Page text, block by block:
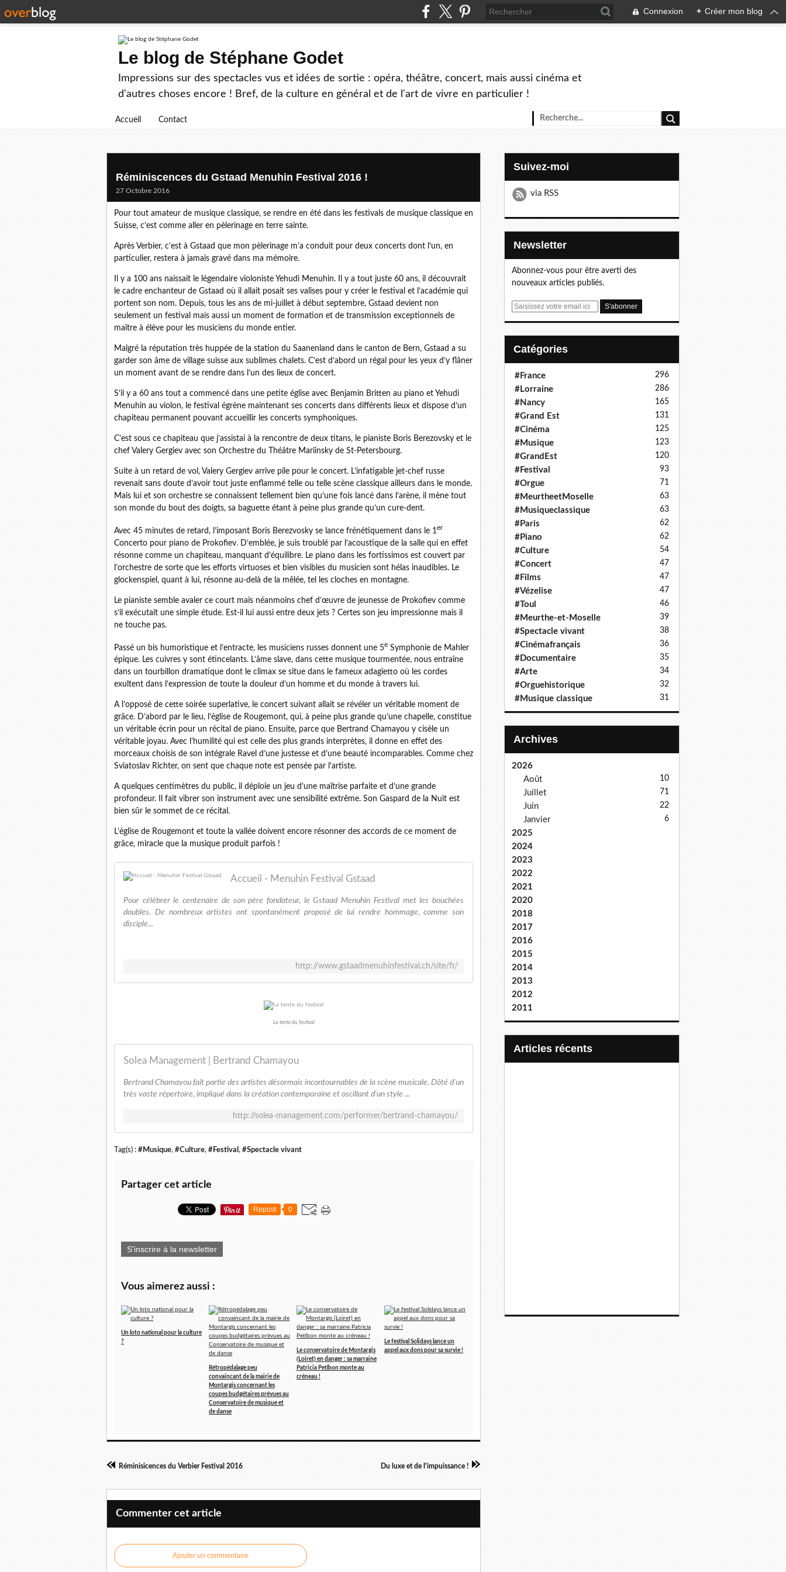
Connexion + Créer mon blog
Le blog de Stéphane Godet
Impressions sur des spectacles vus et idées de sortie : opéra, théâtre, concert, mais aussi cinéma et
d'autres choses encore ! Bref, de la culture en général et de l'art de vivre en particulier !
Accueil Contact
Réminiscences du Gstaad Menuhin Festival 2016 !
27 Octobre 2016
Pour tout amateur de musique classique, se rendre en été dans les festivals de musique classique en
Suisse, c’est comme aller en pèlerinage en terre sainte.
Après Verbier, c’est à Gstaad que mon pèlerinage m’a conduit pour deux concerts dont l’un, en
particulier, restera à jamais gravé dans ma mémoire.
Il y a 100 ans naissait le légendaire violoniste Yehudi Menuhin. Il y a tout juste 60 ans, il découvrait
le cadre enchanteur de Gstaad où il allait posait ses valises pour y créer le festival et l’académie qui
portent son nom. Depuis, tous les ans de mi-juillet à début septembre, Gstaad devient non
seulement un festival mais aussi un moment de formation et de transmission exceptionnels de
maître à élève pour les musiciens du monde entier.
Malgré la réputation très huppée de la station du Saanenland dans le canton de Bern, Gstaad a su
garder son âme de village suisse aux sublimes chalets. C’est d’abord un régal pour les yeux d’y flâner
un moment avant de se rendre dans l’un des lieux de concert.
S’il y a 60 ans tout a commencé dans une petite église avec Benjamin Britten au piano et Yehudi
Menuhin au violon, le festival égrène maintenant ses concerts dans différents lieux et dispose d’un
chapiteau permanent pouvant accueillir les concerts symphoniques.
C’est sous ce chapiteau que j’assistai à la rencontre de deux titans, le pianiste Boris Berezovsky et le
chef Valery Gergiev avec son Orchestre du Théâtre Mariinsky de St-Petersbourg.
Suite à un retard de vol, Valery Gergiev arrive pile pour le concert. L’infatigable jet-chef russe
revenait sans doute d’avoir tout juste enflammé telle ou telle scène classique ailleurs dans le monde.
Mais lui et son orchestre se connaissent tellement bien qu’une fois lancé dans l’arène, il mène tout
son monde du bout des doigts, sa baguette étant à peine plus grande qu’un cure-dent.
Avec 45 minutes de retard, l’imposant Boris Berezvosky se lance frénétiquement dans le 1 er
Concerto pour piano de Prokofiev. D’emblée, je suis troublé par l’acoustique de la salle qui en effet
résonne comme un chapiteau, manquant d’équilibre. Le piano dans les fortissimos est couvert par
l’orchestre de sorte que les efforts virtuoses et bien visibles du musicien sont hélas inaudibles. Le
glockenspiel, quant à lui, résonne au-delà de la mêlée, tel les cloches en montagne.
Le pianiste semble avaler ce court mais néanmoins chef d’œuvre de jeunesse de Prokofiev comme
s’il exécutait une simple étude. Est-il lui aussi entre deux jets ? Certes son jeu impressionne mais il
ne touche pas.
Passé un bis humoristique et l’entracte, les musiciens russes donnent une 5e Symphonie de Mahler
épique. Les cuivres y sont étincelants. L’âme slave, dans cette musique tourmentée, nous entraîne
dans un tourbillon dramatique dont le climax se situe dans le fameux adagietto où les cordes
exultent dans l’expression de toute la douleur d’un homme et du monde à travers lui.
A l’opposé de cette soirée superlative, le concert suivant allait se révéler un véritable moment de
grâce. D’abord par le lieu, l’église de Rougemont, qui, à peine plus grande qu’une chapelle, constitue
un véritable écrin pour un récital de piano. Ensuite, parce que Bertrand Chamayou y cisèle un
véritable joyau. Avec l’humilité qui est celle des plus grands interprètes, il donne en effet des
morceaux choisis de son intégrale Ravel d’une justesse et d’une beauté incomparables. Comme chez
Sviatoslav Richter, on sent que chaque note est pensée par l’artiste.
A quelques centimètres du public, il déploie un jeu d’une maîtrise parfaite et d’une grande
profondeur. Il fait vibrer son instrument avec une sensibilité extrême. Son Gaspard de la Nuit est
bien sûr le sommet de ce récital.
L’église de Rougemont et toute la vallée doivent encore résonner des accords de ce moment de
grâce, miracle que la musique produit parfois !
Accueil - Menuhin Festival Gstaad
Pour célébrer le centenaire de son père fondateur, le Gstaad Menuhin Festival met les bouchées
doubles. De nombreux artistes ont spontanément proposé de lui rendre hommage, comme son
disciple...
http://www.gstaadmenuhinfestival.ch/site/fr/
La tente du festival
Solea Management | Bertrand Chamayou
Bertrand Chamayou fait partie des artistes désormais incontournables de la scène musicale. Dôté d'un
très vaste répertoire, impliqué dans la création contemporaine et oscillant d'un style ...
http://solea-management.com/performer/bertrand-chamayou/
Tag(s) : #Musique, #Culture, #Festival , #Spectacle vivant
Partager cet article
Repost 0
S'inscrire à la newsletter
Vous aimerez aussi :
Un loto national pour la culture
?
Rétropédalage peu
convaincant de la mairie de
Montargis concernant les
coupes budgétaires prévues au
Conservatoire de musique et
de danse
Le conservatoire de Montargis
(Loiret) en danger : sa marraine
Patricia Petibon monte au
créneau !
Le festival Solidays lance un
appel aux dons pour sa survie !
Réminisicences du Verbier Festival 2016 Du luxe et de l'impuissance !
Commenter cet article
Ajouter un commentaire
Suivez-moi
via RSS
Newsletter
Abonnez-vous pour être averti des
nouveaux articles publiés.
E
Catégories
#France 296
#Lorraine 286
#Nancy 165
#Grand Est 131
#Cinéma 125
#Musique 123
#GrandEst 120
#Festival 93
#Orgue 71
#MeurtheetMoselle 63
#Musiqueclassique 63
#Paris 62
#Piano 62
#Culture 54
#Concert 47
#Films 47
#Vézelise 47
#Toul 46
#Meurthe-et-Moselle 39
#Spectacle vivant 38
#Cinémafrançais 36
#Documentaire 35
#Arte 34
#Orguehistorique 32
#Musique classique 31
Archives
2026
Août
10
Juillet 71
Juin 22
Janvier 6
2025
2024
2023
2022
2021
2020
2018
2017
2016
2015
2014
2013
2012
2011
articles récents